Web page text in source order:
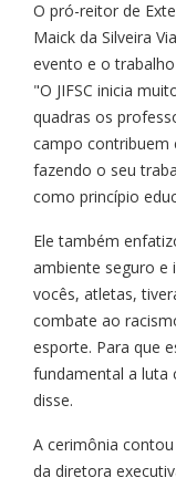
O pró-reitor de
Maick da Silveira
evento e o
"O JIFSC inicia
quadras os
campo contribuem
fazendo o seu
como princípio
Ele também
ambiente seguro e
vocês, atletas,
combate ao
esporte. Para que
fundamental a luta
disse.
A cerimônia
da diretora